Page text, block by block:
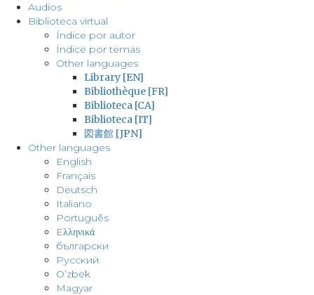
Audios
Biblioteca virtual
Índice por autor
Índice por temas
Other languages
Library [EN]
Bibliothèque [FR]
Biblioteca [CA]
Biblioteca [IT]
図書館 [JPN]
Other languages
English
Français
Deutsch
Italiano
Português
Eλληνικά
български
Русский
O’zbek
Magyar